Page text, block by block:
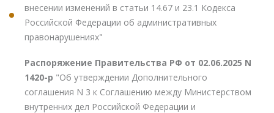
внесении изменений в статьи 14.67 и 23.1 Кодекса
Российской Федерации об административных
правонарушениях"
Распоряжение Правительства РФ от 02.06.2025 N
1420-р "Об утверждении Дополнительного
соглашения N 3 к Соглашению между Министерством
внутренних дел Российской Федерации и